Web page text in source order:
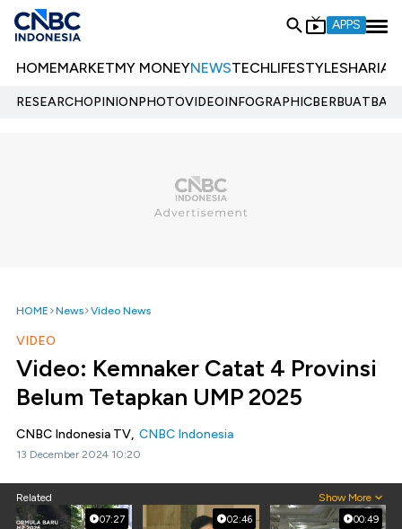
APPS
HOMEMARKETMY MONEYNEWSTECHLIFESTYLESHARIA
RESEARCHOPINIONPHOTOVIDEOINFOGRAPHIC
HOME News Video News
VIDEO
Video: Kemnaker Catat 4 Provinsi
Belum Tetapkan UMP 2025
CNBC Indonesia TV, CNBC Indonesia
13 December 2024 10:20
Related Show More
07:27 02:46 00:49